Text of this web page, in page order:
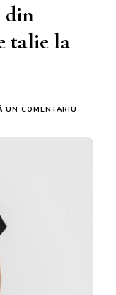
din
talie la
UN COMENTARIU